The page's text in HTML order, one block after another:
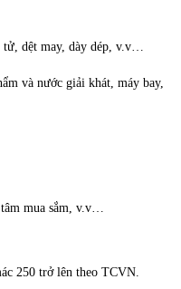
dệt may, dày dép, v.v…
và nước giải khát, máy bay,
mua sắm, v.v…
250 trở lên theo TCVN.